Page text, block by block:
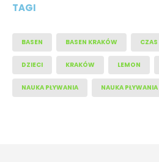
TAGI
BASEN BASEN KRAKÓW
DZIECI KRAKÓW LEMON
NAUKA PŁYWANIA NAUKA